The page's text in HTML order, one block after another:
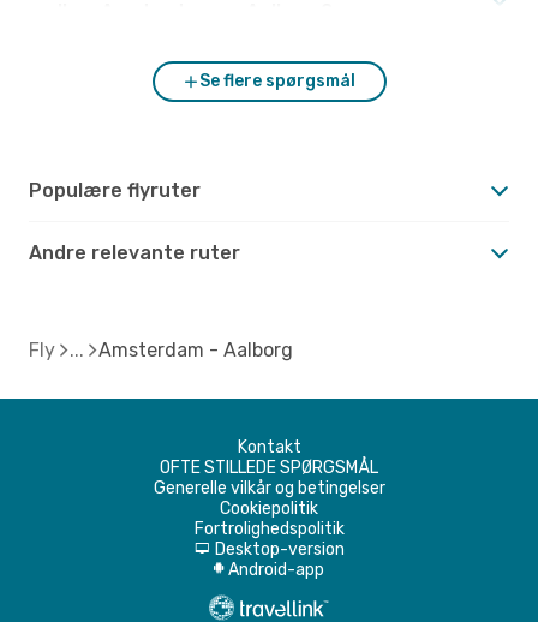
Se flere spørgsmål
Populære flyruter
Andre relevante ruter
Fly Amsterdam - Aalborg
Kontakt
OFTE STILLEDE SPØRGSMÅL
Generelle vilkår og betingelser
Cookiepolitik
Fortrolighedspolitik
d Desktop-version
A Android-app